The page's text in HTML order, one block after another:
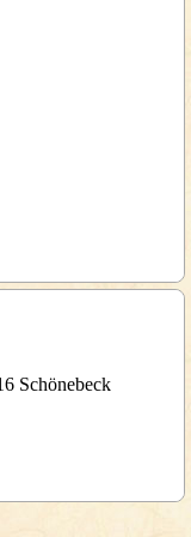
Schönebeck